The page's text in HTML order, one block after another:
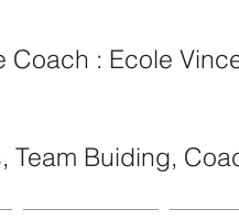
Coach : Ecole
Team Buiding,